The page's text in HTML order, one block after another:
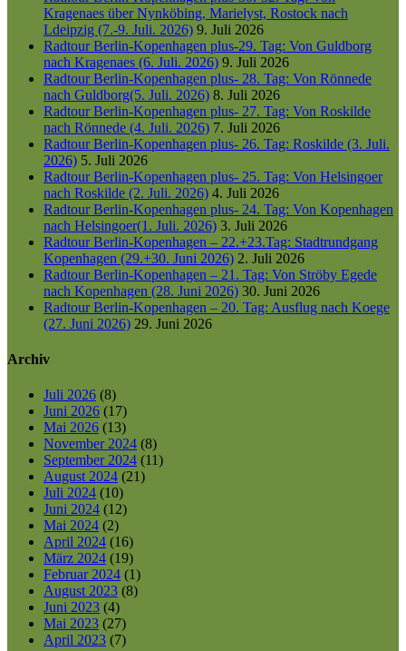
Kragenaes über Nynköbing, Marielyst, Rostock nach
Ldeipzig (7.-9. Juli. 2026) 9. Juli 2026
Radtour Berlin-Kopenhagen plus-29. Tag: Von Guldborg
nach Kragenaes (6. Juli. 2026) 9. Juli 2026
Radtour Berlin-Kopenhagen plus- 28. Tag: Von Rönnede
nach Guldborg(5. Juli. 2026) 8. Juli 2026
Radtour Berlin-Kopenhagen plus- 27. Tag: Von Roskilde
nach Rönnede (4. Juli. 2026) 7. Juli 2026
Radtour Berlin-Kopenhagen plus- 26. Tag: Roskilde (3. Juli.
2026) 5. Juli 2026
Radtour Berlin-Kopenhagen plus- 25. Tag: Von Helsingoer
nach Roskilde (2. Juli. 2026) 4. Juli 2026
Radtour Berlin-Kopenhagen plus- 24. Tag: Von Kopenhagen
nach Helsingoer(1. Juli. 2026) 3. Juli 2026
Radtour Berlin-Kopenhagen – 22.+23.Tag: Stadtrundgang
Kopenhagen (29.+30. Juni 2026) 2. Juli 2026
Radtour Berlin-Kopenhagen – 21. Tag: Von Ströby Egede
nach Kopenhagen (28. Juni 2026) 30. Juni 2026
Radtour Berlin-Kopenhagen – 20. Tag: Ausflug nach Koege
(27. Juni 2026) 29. Juni 2026
Archiv
Juli 2026 (8)
Juni 2026 (17)
Mai 2026 (13)
November 2024 (8)
September 2024 (11)
August 2024 (21)
Juli 2024 (10)
Juni 2024 (12)
Mai 2024 (2)
April 2024 (16)
März 2024 (19)
Februar 2024 (1)
August 2023 (8)
Juni 2023 (4)
Mai 2023 (27)
April 2023 (7)